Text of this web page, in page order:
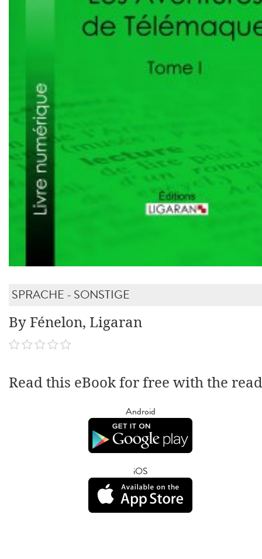
SPRACHE - SONSTIGE
By Fénelon, Ligaran
Read this eBook for free with the
Android
iOS